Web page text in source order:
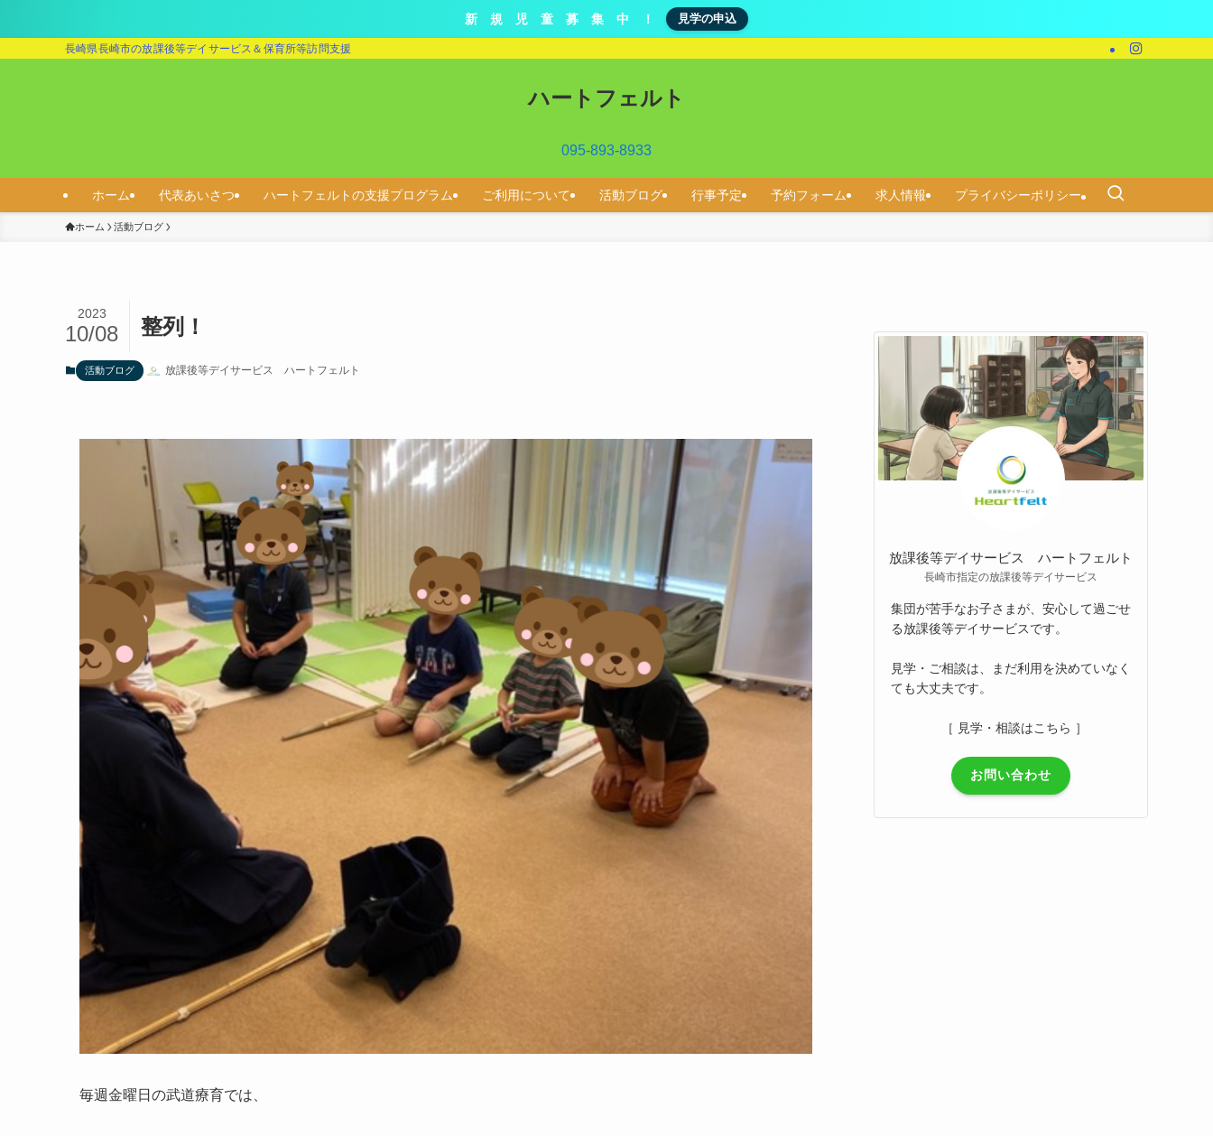
新 規 児 童 募 集 中 ！ 見学の申込
長崎県長崎市の放課後等デイサービス＆保育所等訪問支援
ハートフェルト
ホーム 代表あいさつ ハートフェルトの支援プログラム ご利用について 活動ブログ 行事予定 予約フォーム 求人情報 プライバシーポリシー
095-893-8933
ホーム 活動ブログ
整列！
2023
10/08
活動ブログ 放課後等デイサービス ハートフェルト
毎週金曜日の武道療育では、
放課後等デイサービス ハートフェルト
長崎市指定の放課後等デイサービス
集団が苦手なお子さまが、安心して過ごせ
る放課後等デイサービスです。
見学・ご相談は、まだ利用を決めていなく
ても大丈夫です。
［ 見学・相談はこちら ］
お問い合わせ